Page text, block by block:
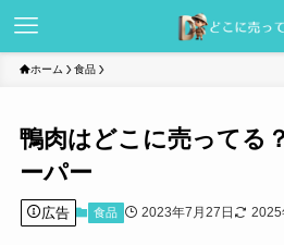
ホーム 食品
鴨肉はどこに売ってる
ーパー
広告 食品 2023年7月27日 2025